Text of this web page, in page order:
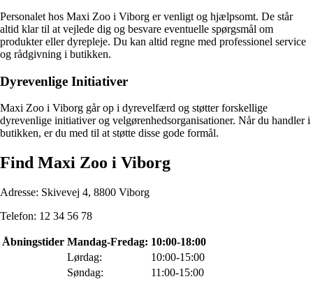
Personalet hos Maxi Zoo i Viborg er venligt og hjælpsomt. De står
altid klar til at vejlede dig og besvare eventuelle spørgsmål om
produkter eller dyrepleje. Du kan altid regne med professionel service
og rådgivning i butikken.
Dyrevenlige Initiativer
Maxi Zoo i Viborg går op i dyrevelfærd og støtter forskellige
dyrevenlige initiativer og velgørenhedsorganisationer. Når du handler i
butikken, er du med til at støtte disse gode formål.
Find Maxi Zoo i Viborg
Adresse: Skivevej 4, 8800 Viborg
Telefon: 12 34 56 78
Åbningstider Mandag-Fredag: 10:00-18:00
Lørdag:
10:00-15:00
Søndag:
11:00-15:00